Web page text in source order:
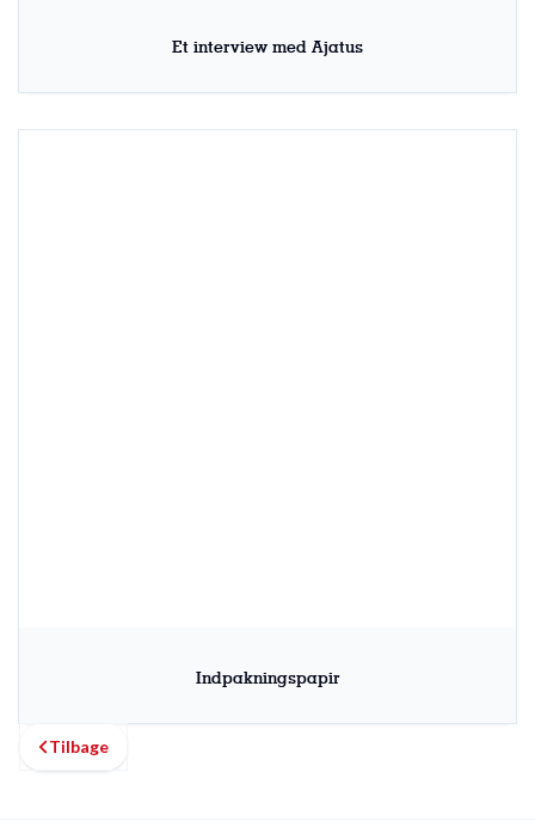
Et interview med Ajatus
Indpakningspapir
Tilbage